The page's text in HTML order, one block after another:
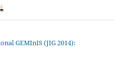
GEMInIS (JIG 2014):